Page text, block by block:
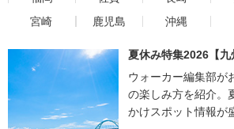
宮崎
鹿児島 沖縄
夏休み特集2026【九
ウォーカー編集部が
の楽しみ方を紹介。
かけスポット情報が